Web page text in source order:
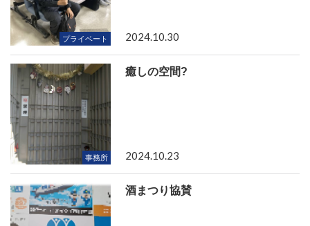
プライベート 2024.10.30
事務所
癒しの空間?
2024.10.23
酒まつり協賛